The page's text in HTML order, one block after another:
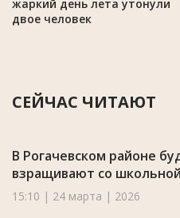
жаркий день лета утонули
двое человек
СЕЙЧАС ЧИТАЮТ
В Рогачевском районе
взращивают со
15:10 | 24 марта | 2026